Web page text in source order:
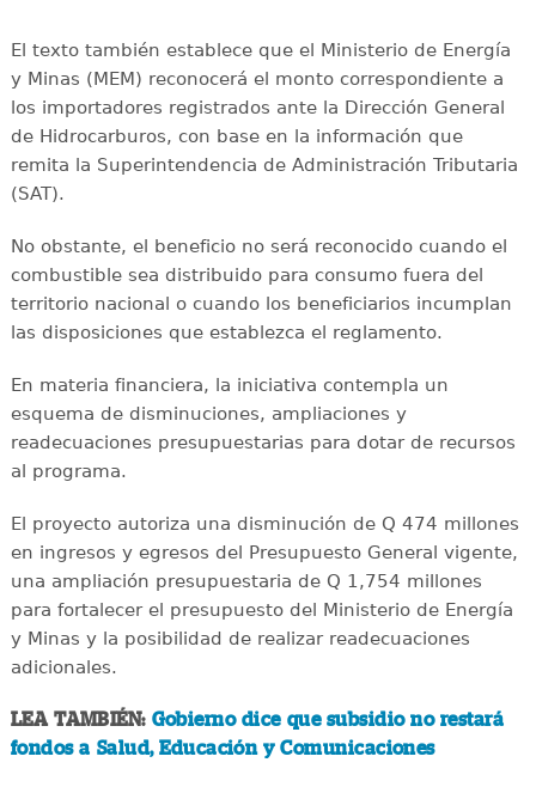
El texto también establece que el Ministerio de Energía
y Minas (MEM) reconocerá el monto correspondiente a
los importadores registrados ante la Dirección General
de Hidrocarburos, con base en la información que
remita la Superintendencia de Administración Tributaria
(SAT).
No obstante, el beneficio no será reconocido cuando el
combustible sea distribuido para consumo fuera del
territorio nacional o cuando los beneficiarios incumplan
las disposiciones que establezca el reglamento.
En materia financiera, la iniciativa contempla un
esquema de disminuciones, ampliaciones y
readecuaciones presupuestarias para dotar de recursos
al programa.
El proyecto autoriza una disminución de Q 474 millones
en ingresos y egresos del Presupuesto General vigente,
una ampliación presupuestaria de Q 1,754 millones
para fortalecer el presupuesto del Ministerio de Energía
y Minas y la posibilidad de realizar readecuaciones
adicionales.
LEA TAMBIÉN: Gobierno dice que subsidio no restará
fondos a Salud, Educación y Comunicaciones